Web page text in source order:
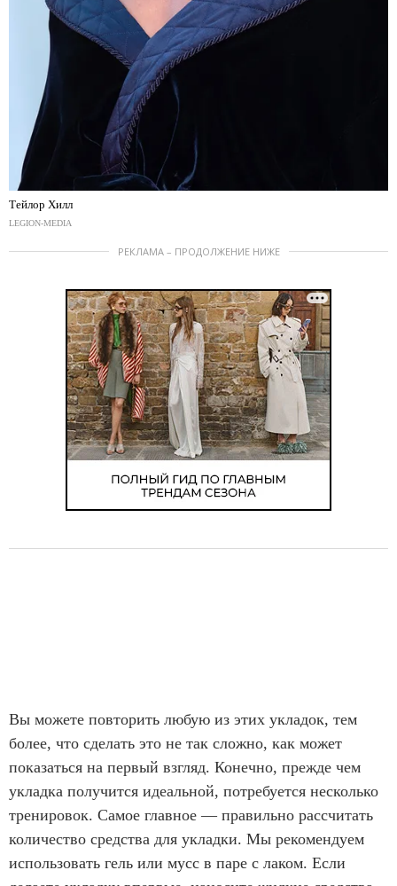
Тейлор Хилл
LEGION-MEDIA
РЕКЛАМА – ПРОДОЛЖЕНИЕ НИЖЕ
Вы можете повторить любую из этих укладок, тем
более, что сделать это не так сложно, как может
показаться на первый взгляд. Конечно, прежде чем
укладка получится идеальной, потребуется несколько
тренировок. Самое главное — правильно рассчитать
количество средства для укладки. Мы рекомендуем
использовать гель или мусс в паре с лаком. Если